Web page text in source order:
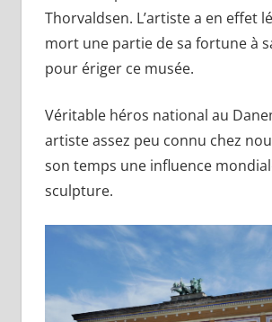
Thorvaldsen. L’artiste a en effet
mort une partie de sa fortune à
pour ériger ce musée.
Véritable héros national au
artiste assez peu connu chez
son temps une influence
sculpture.